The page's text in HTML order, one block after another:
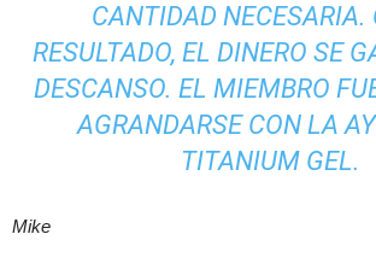
CANTIDAD NECESARIA.
RESULTADO, EL DINERO SE
DESCANSO. EL MIEMBRO
AGRANDARSE CON LA
TITANIUM GEL.
Mike